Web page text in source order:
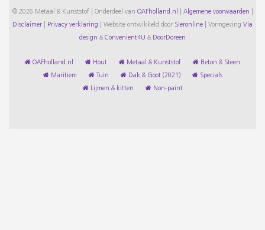
© 2026 Metaal & Kunststof | Onderdeel van OAFholland.nl Algemene voorwaarden
Disclaimer Privacy verklaring Website ontwikkeld door Sieronline Vormgeving Via
design & Convenient4U & DoorDoreen
OAFholland.nl Hout Metaal & Kunststof Beton & Steen
Maritiem Tuin Dak & Goot (2021) Specials
Lijmen & kitten Non-paint